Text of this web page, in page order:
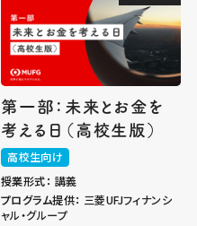
第一部：未来とお金を
考える日（高校生版）
高校生向け
授業形式： 講義
プログラム提供： 三菱UFJフィナンシ
ャル・グループ